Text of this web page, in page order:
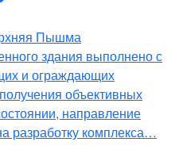
Пышма
здания выполнено с
и ограждающих
объективных
направление
разработку комплекса…